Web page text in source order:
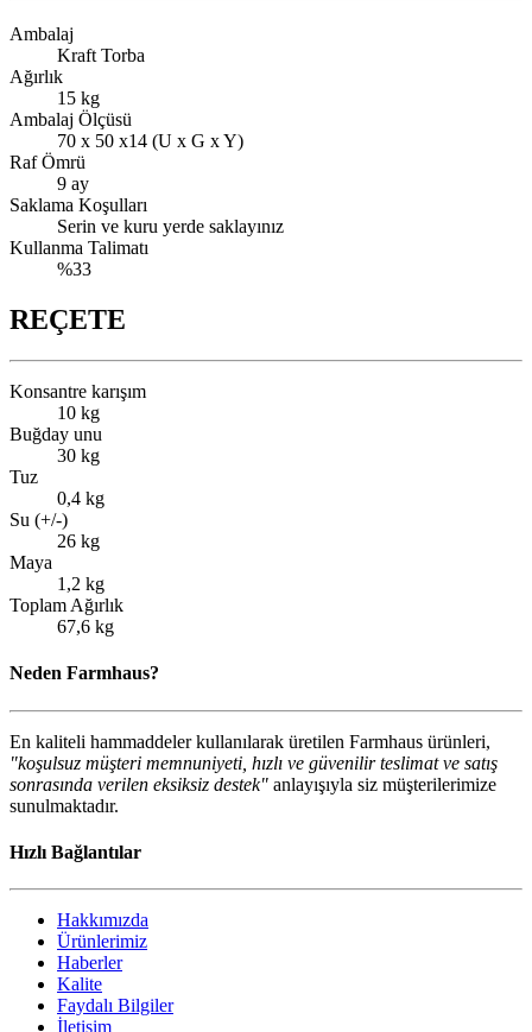
Ambalaj
Kraft Torba
Ağırlık
15 kg
Ambalaj Ölçüsü
70 x 50 x14 (U x G x Y)
Raf Ömrü
9 ay
Saklama Koşulları
Serin ve kuru yerde saklayınız
Kullanma Talimatı
%33
REÇETE
Konsantre karışım
10 kg
Buğday unu
30 kg
Tuz
0,4 kg
Su (+/-)
26 kg
Maya
1,2 kg
Toplam Ağırlık
67,6 kg
Neden Farmhaus?
En kaliteli hammaddeler kullanılarak üretilen Farmhaus ürünleri,
"koşulsuz müşteri memnuniyeti, hızlı ve güvenilir teslimat ve satış
sonrasında verilen eksiksiz destek" anlayışıyla siz müşterilerimize
sunulmaktadır.
Hızlı Bağlantılar
Hakkımızda
Ürünlerimiz
Haberler
Kalite
Faydalı Bilgiler
İletişim